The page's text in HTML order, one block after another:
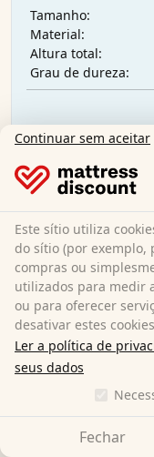
Tamanho:
Material:
Altura total:
Grau de dureza:
Continuar sem aceitar
Este sítio utiliza
do sítio (por exemplo,
compras ou
utilizados para medir
ou para oferecer
desativar estes
Ler a política de
seus dados
Fechar